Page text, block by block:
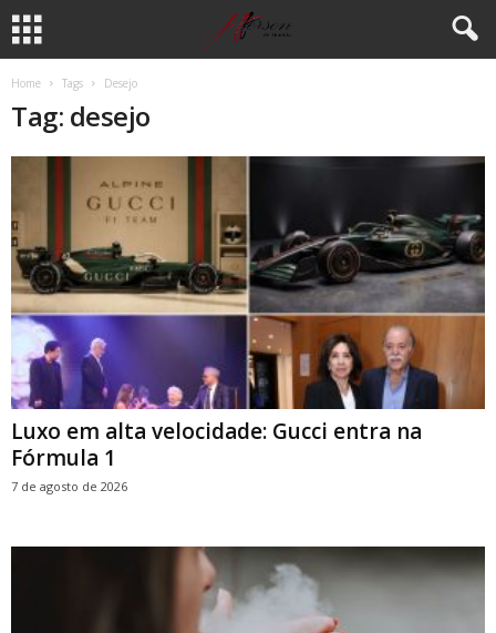
Home Tags Desejo
Tag: desejo
Luxo em alta velocidade: Gucci entra na
Fórmula 1
7 de agosto de 2026